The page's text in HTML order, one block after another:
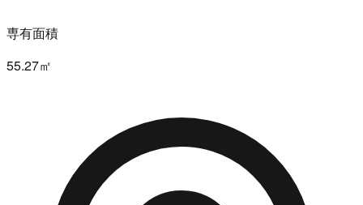
専有面積
55.27㎡